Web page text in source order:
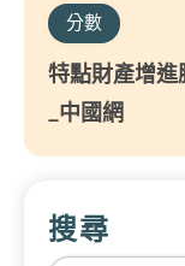
分數
特點財產增
_中國網
搜尋